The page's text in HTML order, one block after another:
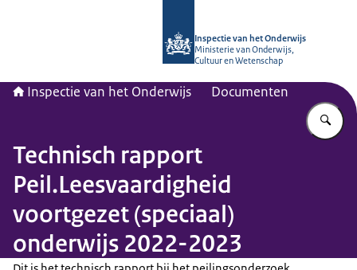
Inspectie van het Onderwijs
Ministerie van Onderwijs,
Cultuur en Wetenschap
Inspectie van het Onderwijs Documenten
Technisch rapport
Peil.Leesvaardigheid
voortgezet (speciaal)
onderwijs 2022-2023